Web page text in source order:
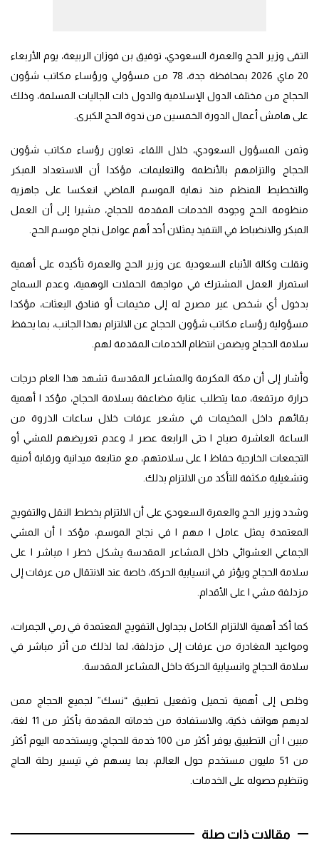
التقى وزير الحج والعمرة السعودي، توفيق بن فوزان الربيعة، يوم الأربعاء
20 ماي 2026 بمحافظة جدة، 78 من مسؤولي ورؤساء مكاتب شؤون
الحجاج من مختلف الدول الإسلامية والدول ذات الجاليات المسلمة، وذلك
على هامش أعمال الدورة الخمسين من ندوة الحج الكبرى.
وثمن المسؤول السعودي، خلال اللقاء، تعاون رؤساء مكاتب شؤون
الحجاج والتزامهم بالأنظمة والتعليمات، مؤكدا أن الاستعداد المبكر
والتخطيط المنظم منذ نهاية الموسم الماضي انعكسا على جاهزية
منظومة الحج وجودة الخدمات المقدمة للحجاج، مشيرا إلى أن العمل
المبكر والانضباط في التنفيذ يمثلان أحد أهم عوامل نجاح موسم الحج.
ونقلت وكالة الأنباء السعودية عن وزير الحج والعمرة تأكيده على أهمية
استمرار العمل المشترك في مواجهة الحملات الوهمية، وعدم السماح
بدخول أي شخص غير مصرح له إلى مخيمات أو فنادق البعثات، مؤكدا
مسؤولية رؤساء مكاتب شؤون الحجاج عن الالتزام بهذا الجانب، بما يحفظ
سلامة الحجاج ويضمن انتظام الخدمات المقدمة لهم.
وأشار إلى أن مكة المكرمة والمشاعر المقدسة تشهد هذا العام درجات
حرارة مرتفعة، مما يتطلب عناية مضاعفة بسلامة الحجاج، مؤكد ا أهمية
بقائهم داخل المخيمات في مشعر عرفات خلال ساعات الذروة من
الساعة العاشرة صباح ا حتى الرابعة عصر ا، وعدم تعريضهم للمشي أو
التجمعات الخارجية حفاظ ا على سلامتهم، مع متابعة ميدانية ورقابة أمنية
وتشغيلية مكثفة للتأكد من الالتزام بذلك.
وشدد وزير الحج والعمرة السعودي على أن الالتزام بخطط النقل والتفويج
المعتمدة يمثل عامل ا مهم ا في نجاح الموسم، مؤكد ا أن المشي
الجماعي العشوائي داخل المشاعر المقدسة يشكل خطر ا مباشر ا على
سلامة الحجاج ويؤثر في انسيابية الحركة، خاصة عند الانتقال من عرفات إلى
مزدلفة مشي ا على الأقدام.
كما أكد أهمية الالتزام الكامل بجداول التفويج المعتمدة في رمي الجمرات،
ومواعيد المغادرة من عرفات إلى مزدلفة، لما لذلك من أثر مباشر في
سلامة الحجاج وانسيابية الحركة داخل المشاعر المقدسة.
وخلص إلى أهمية تحميل وتفعيل تطبيق “نسك” لجميع الحجاج ممن
لديهم هواتف ذكية، والاستفادة من خدماته المقدمة بأكثر من 11 لغة،
مبين ا أن التطبيق يوفر أكثر من 100 خدمة للحجاج، ويستخدمه اليوم أكثر
من 51 مليون مستخدم حول العالم، بما يسهم في تيسير رحلة الحاج
وتنظيم حصوله على الخدمات.
مقالات ذات صلة